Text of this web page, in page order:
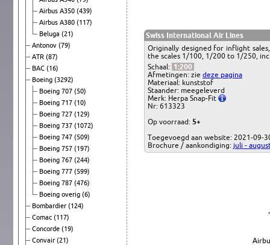
Airbus A350 (439)
Airbus A380 (117)
Beluga (21)
Antonov (79)
ATR (87)
BAC (16)
Boeing (3292)
Boeing 707 (50)
Boeing 717 (10)
Boeing 727 (129)
Boeing 737 (1072)
Boeing 747 (509)
Boeing 757 (197)
Boeing 767 (244)
Boeing 777 (599)
Boeing 787 (476)
Boeing overig (6)
Bombardier (124)
Comac (117)
Concorde (19)
Convair (21)
Swiss International Air Lines
Originally designed for inflight
the scales 1/100, 1/200 to 1/250,
Schaal: 1:200
Afmetingen: zie deze pagina
Materiaal: kunststof
Staander: meegeleverd
Merk: Herpa Snap-Fit
Nr: 613323
Op voorraad: 5+
Toegevoegd aan website: 2021-09-
Brochure / aankondiging: juli -